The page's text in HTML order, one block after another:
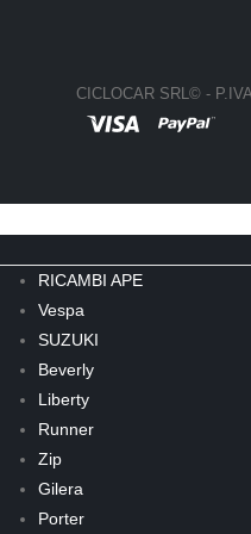
CICLOCAR SRL© -
RICAMBI APE
Vespa
SUZUKI
Beverly
Liberty
Runner
Zip
Gilera
Porter